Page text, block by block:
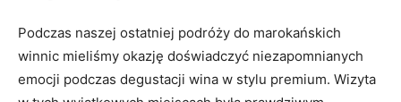
Podczas naszej ostatniej podróży do marokańskich
winnic⁣ mieliśmy okazję doświadczyć niezapomnianych
emocji podczas degustacji ⁣wina w stylu premium. Wizyta